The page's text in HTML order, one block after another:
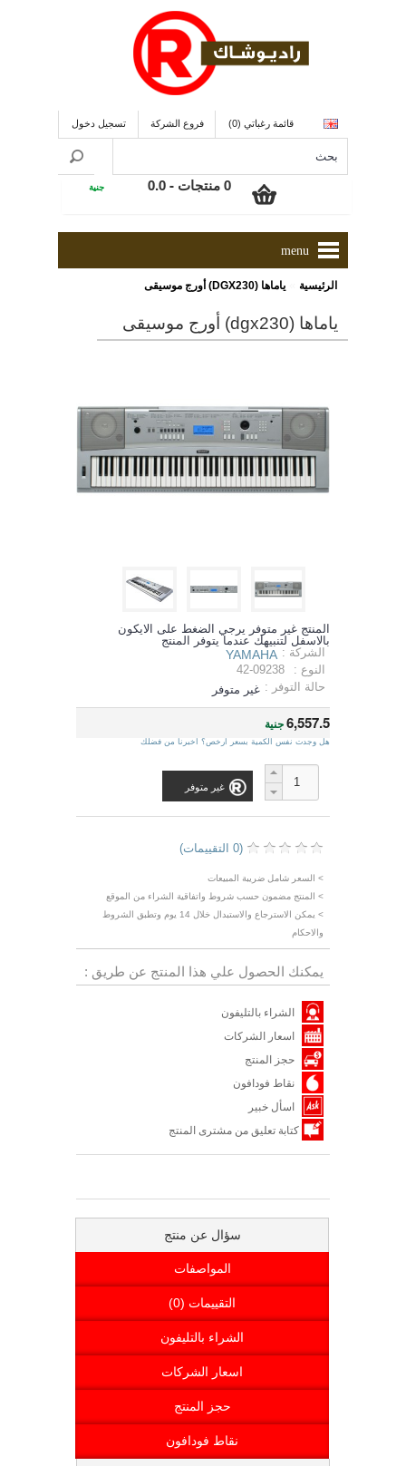
قائمة رغباتي (0) فروع الشركة تسجيل دخول
0 منتجات - 0.0 جنية
menu
الرئيسية ياماها (DGX230) أورج موسيقى
ياماها (dgx230) أورج موسيقى
المنتج غير متوفر يرجي الضغط على الايكون
بالاسفل لتنبيهك عندما يتوفر المنتج
الشركة : YAMAHA
النوع :
42-09238
حالة التوفر : غير متوفر
6,557.5جنية
هل وجدت نفس الكمية بسعر ارخص؟ اخبرنا من فضلك
غير متوفر
(0 التقييمات)
> السعر شامل ضريبة المبيعات
> المنتج مضمون حسب شروط واتفاقية الشراء من الموقع
> يمكن الاسترجاع والاستبدال خلال 14 يوم وتطبق الشروط
والاحكام
يمكنك الحصول علي هذا المنتج عن طريق :
الشراء بالتليفون
اسعار الشركات
حجز المنتج
نقاط فودافون
اسأل خبير
كتابة تعليق من مشترى المنتج
سؤال عن منتج
المواصفات
التقييمات (0)
الشراء بالتليفون
اسعار الشركات
حجز المنتج
نقاط فودافون